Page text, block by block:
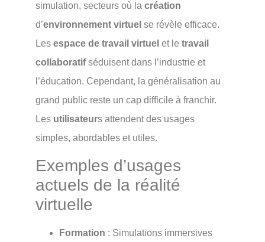
simulation, secteurs où la création
d’environnement virtuel se révèle efficace.
Les espace de travail virtuel et le travail
collaboratifséduisent dans l’industrie et
l’éducation. Cependant, la généralisation au
grand public reste un cap difficile à franchir.
Les utilisateurs attendent des usages
simples, abordables et utiles.
Exemples d’usages
actuels de la réalité
virtuelle
Formation : Simulations immersives